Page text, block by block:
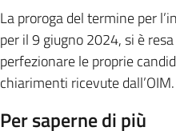
La proroga del termine per
per il 9 giugno 2024, si è
perfezionare le proprie
chiarimenti ricevute dall’OIM.
Per saperne di più